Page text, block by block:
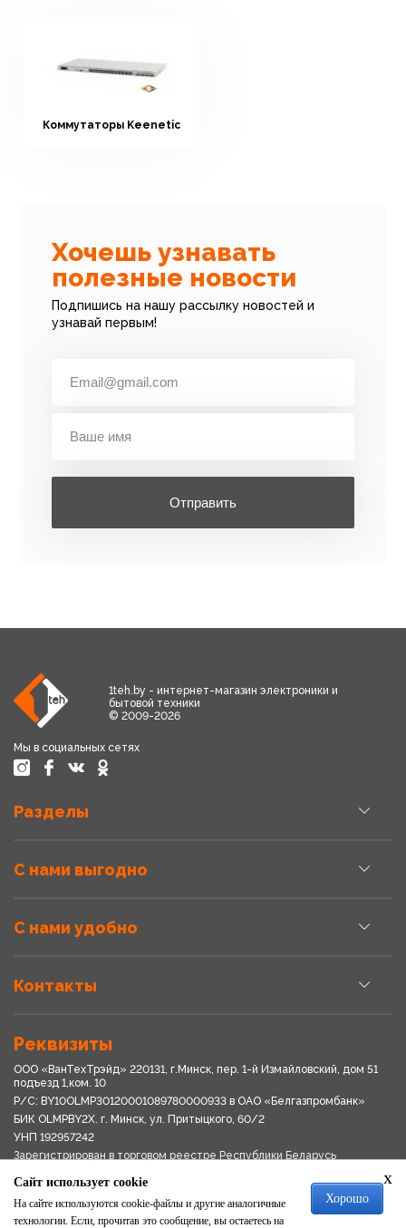
Коммутаторы Keenetic
Хочешь узнавать
полезные новости
Подпишись на нашу рассылку новостей и
узнавай первым!
Отправить
1teh.by - интернет-магазин электроники и
бытовой техники
© 2009-2026
Мы в социальных сетях
Разделы
С нами выгодно
С нами удобно
Контакты
Реквизиты
ООО «ВанТехТрэйд» 220131, г.Минск, пер. 1-й Измайловский, дом 51
подъезд 1,ком. 10
Р/С: BY10OLMP30120001089780000933 в OАО «Белгазпромбанк»
БИК OLMPBY2X. г. Минск, ул. Притыцкого, 60/2
УНП 192957242
Зарегистрирован в торговом реестре Республики Беларусь
Свидетельство о регистрации № 192957242выдано 18.08.2017
Мингориспоплком
Политика обработки персональных данных
x
Сайт использует cookie
На сайте используются cookie-файлы и другие аналогичные
технологии. Если, прочитав это сообщение, вы остаетесь на
Хорошо